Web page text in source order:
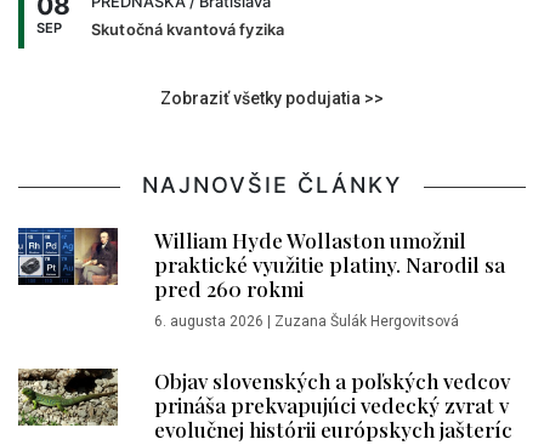
SEP
Skutočná kvantová fyzika
Zobraziť všetky podujatia >>
NAJNOVŠIE ČLÁNKY
William Hyde Wollaston umožnil
praktické využitie platiny. Narodil sa
pred 260 rokmi
6. augusta 2026 Zuzana Šulák Hergovitsová
Objav slovenských a poľských vedcov
prináša prekvapujúci vedecký zvrat v
evolučnej histórii európskych jašteríc